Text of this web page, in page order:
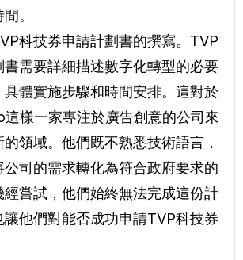
。
科技券申請計劃書的撰寫。TVP
需要詳細描述數字化轉型的必要
體實施步驟和時間安排。這對於
樣一家專注於廣告創意的公司來
領域。他們既不熟悉技術語言，
司的需求轉化為符合政府要求的
嘗試，他們始終無法完成這份計
他們對能否成功申請TVP科技券